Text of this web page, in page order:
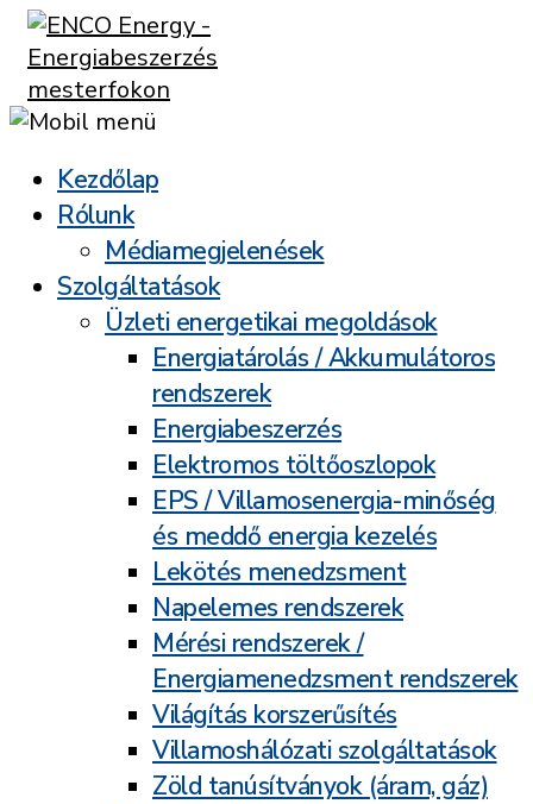
Kezdőlap
Rólunk
Médiamegjelenések
Szolgáltatások
Üzleti energetikai megoldások
Energiatárolás / Akkumulátoros
rendszerek
Energiabeszerzés
Elektromos töltőoszlopok
EPS / Villamosenergia-minőség
és meddő energia kezelés
Lekötés menedzsment
Napelemes rendszerek
Mérési rendszerek /
Energiamenedzsment rendszerek
Világítás korszerűsítés
Villamoshálózati szolgáltatások
Zöld tanúsítványok (áram, gáz)